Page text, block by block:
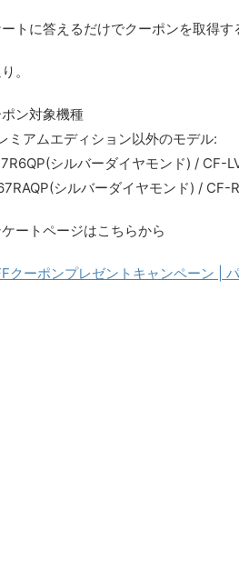
トに答えるだけでクーポンを取得す
。
ン対象機種
ミアムエディション以外のモデル:
シルバーダイヤモンド) / CF-
シルバーダイヤモンド) / CF-
ートページはこちらから
クーポンプレゼントキャンペーン |